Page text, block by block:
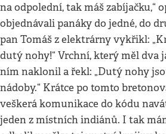
na odpolední, tak máš zabíjačku,“
objednávali panáky do jedné, do
pan Tomáš z elektrárny vykřikl:
dutý nohy!“ Vrchní, který měl dva
ním naklonil a řekl: „Dutý nohy
nádoby.“ Krátce po tomto
veškerá komunikace do kódu
jeden z místních indiánů. I tak